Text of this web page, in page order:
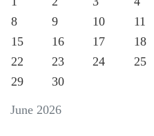
June 2026
8
9 10 11
15
16 17 18
22
23 24 25
29
30